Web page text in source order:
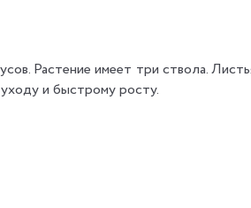
Растение имеет три ствола.
и быстрому росту.